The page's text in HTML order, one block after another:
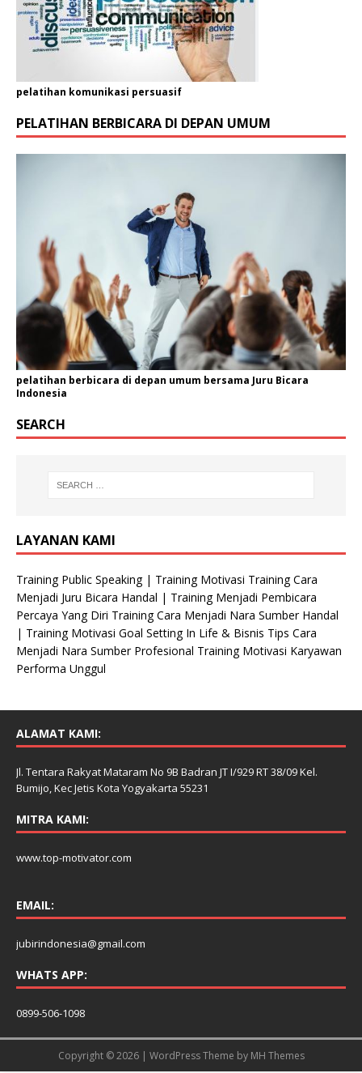
pelatihan komunikasi persuasif
PELATIHAN BERBICARA DI DEPAN UMUM
pelatihan berbicara di depan umum bersama Juru Bicara
Indonesia
SEARCH
LAYANAN KAMI
Training Public Speaking | Training Motivasi Training Cara
Menjadi Juru Bicara Handal | Training Menjadi Pembicara
Percaya Yang Diri Training Cara Menjadi Nara Sumber Handal
| Training Motivasi Goal Setting In Life & Bisnis Tips Cara
Menjadi Nara Sumber Profesional Training Motivasi Karyawan
Performa Unggul
ALAMAT KAMI:
Jl. Tentara Rakyat Mataram No 9B Badran JT I/929 RT 38/09 Kel.
Bumijo, Kec Jetis Kota Yogyakarta 55231
MITRA KAMI:
www.top-motivator.com
EMAIL:
jubirindonesia@gmail.com
WHATS APP:
0899-506-1098
Copyright © 2026 | WordPress Theme by MH Themes